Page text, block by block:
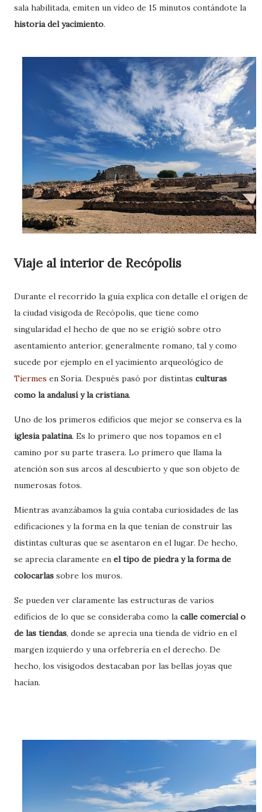
sala habilitada, emiten un vídeo de 15 minutos contándote la
historia del yacimiento.
Viaje al interior de Recópolis
Durante el recorrido la guía explica con detalle el origen de
la ciudad visigoda de Recópolis, que tiene como
singularidad el hecho de que no se erigió sobre otro
asentamiento anterior, generalmente romano, tal y como
sucede por ejemplo en el yacimiento arqueológico de
Tiermes en Soria. Después pasó por distintas culturas
como la andalusí y la cristiana.
Uno de los primeros edificios que mejor se conserva es la
iglesia palatina. Es lo primero que nos topamos en el
camino por su parte trasera. Lo primero que llama la
atención son sus arcos al descubierto y que son objeto de
numerosas fotos.
Mientras avanzábamos la guía contaba curiosidades de las
edificaciones y la forma en la que tenían de construir las
distintas culturas que se asentaron en el lugar. De hecho,
se aprecia claramente en el tipo de piedra y la forma de
colocarlas sobre los muros.
Se pueden ver claramente las estructuras de varios
edificios de lo que se consideraba como la calle comercial o
de las tiendas, donde se aprecia una tienda de vidrio en el
margen izquierdo y una orfebrería en el derecho. De
hecho, los visigodos destacaban por las bellas joyas que
hacían.